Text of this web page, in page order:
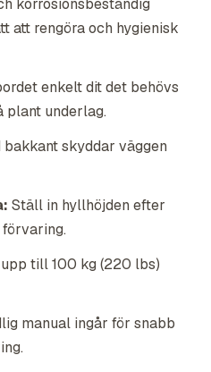
korrosionsbeständig
att rengöra och hygienisk
enkelt dit det behövs
plant underlag.
bakkant skyddar väggen
Ställ in hyllhöjden efter
till 100 kg (220 lbs)
manual ingår för snabb